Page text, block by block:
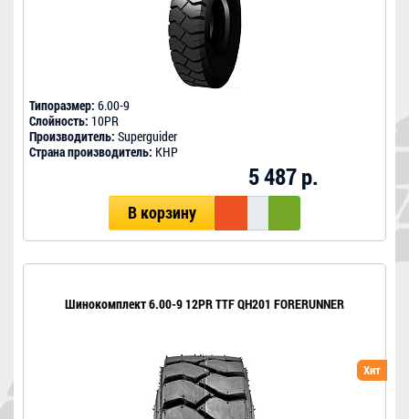
Типоразмер: 6.00-9
Слойность: 10PR
Производитель: Superguider
Страна производитель: КНР
5 487 р.
В корзину
Шинокомплект 6.00-9 12PR TTF QH201 FORERUNNER
Хит